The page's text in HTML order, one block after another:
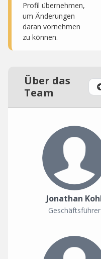
Profil übernehmen,
um Änderungen
daran vornehmen
zu können.
Über das
Team
Jonathan
Geschäftsführer